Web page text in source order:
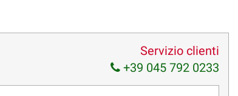
Servizio clienti
+39 045 792 0233